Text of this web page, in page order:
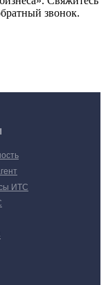
звонок.
ИТС